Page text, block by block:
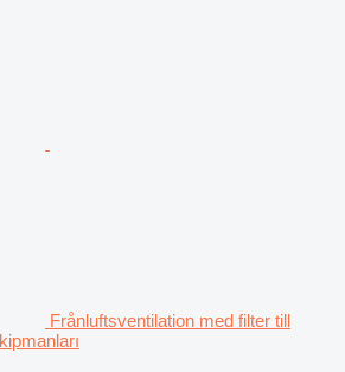
Frånluftsventilation med filter till